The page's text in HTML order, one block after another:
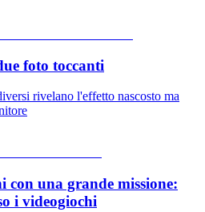
foto toccanti
rivelano l'effetto nascosto ma
una grande missione:
i videogiochi